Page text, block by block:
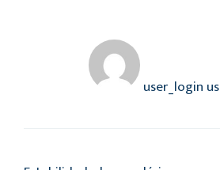
user_login